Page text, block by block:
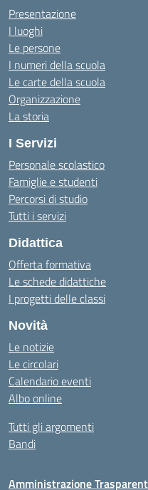
Presentazione
I luoghi
Le persone
I numeri della scuola
Le carte della scuola
Organizzazione
La storia
I Servizi
Personale scolastico
Famiglie e studenti
Percorsi di studio
Tutti i servizi
Didattica
Offerta formativa
Le schede didattiche
I progetti delle classi
Novità
Le notizie
Le circolari
Calendario eventi
Albo online
Tutti gli argomenti
Bandi
Amministrazione